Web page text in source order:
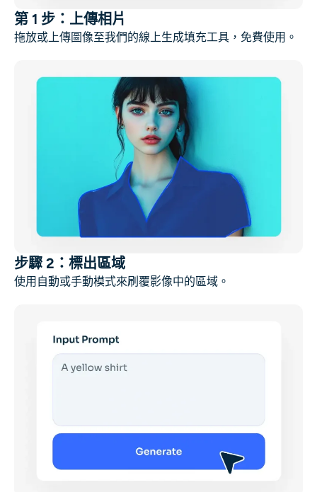
第 1 步：上傳相片
拖放或上傳圖像至我們的線上生成填充工具，免費使用。
步驟 2：標出區域
使用自動或手動模式來刷覆影像中的區域。